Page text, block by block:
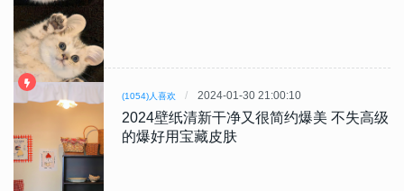
(1054)人喜欢 2024-01-30 21:00:10
2024壁纸清新干净又很简约爆美 不失高级
的爆好用宝藏皮肤